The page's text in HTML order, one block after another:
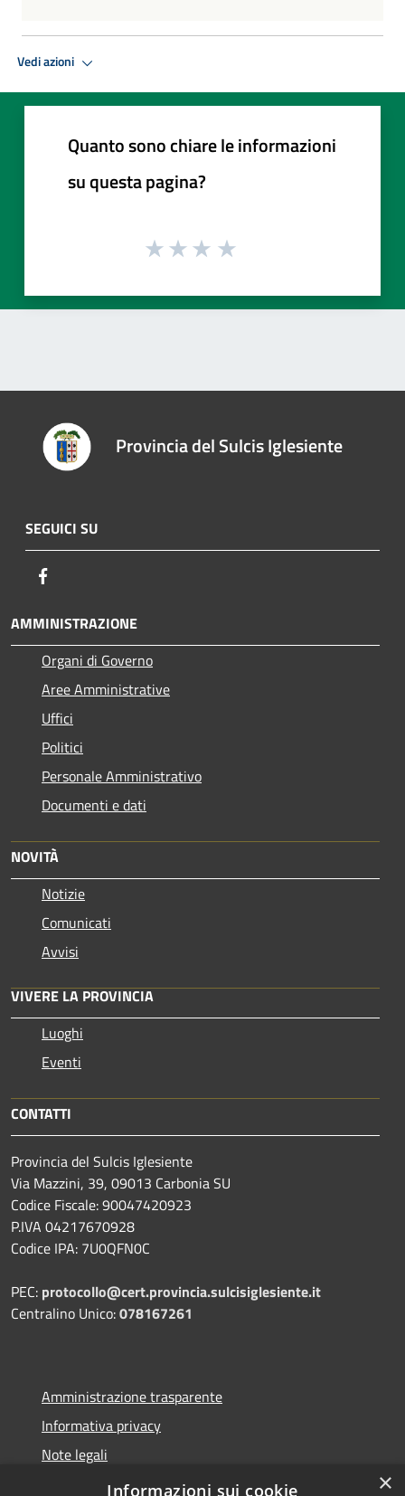
Vedi azioni
Quanto sono chiare le informazioni
su questa pagina?
Provincia del Sulcis Iglesiente
SEGUICI SU
AMMINISTRAZIONE
Organi di Governo
Aree Amministrative
Uffici
Politici
Personale Amministrativo
Documenti e dati
NOVITÀ
Notizie
Comunicati
Avvisi
VIVERE LA PROVINCIA
Luoghi
Eventi
CONTATTI
Provincia del Sulcis Iglesiente
Via Mazzini, 39, 09013 Carbonia SU
Codice Fiscale: 90047420923
P.IVA 04217670928
Codice IPA: 7U0QFN0C
PEC: protocollo@cert.provincia.sulcisiglesiente.it
Centralino Unico:078167261
Amministrazione trasparente
Informativa privacy
Note legali
Dichiarazione di accessibilità
×
Informazioni sui cookie